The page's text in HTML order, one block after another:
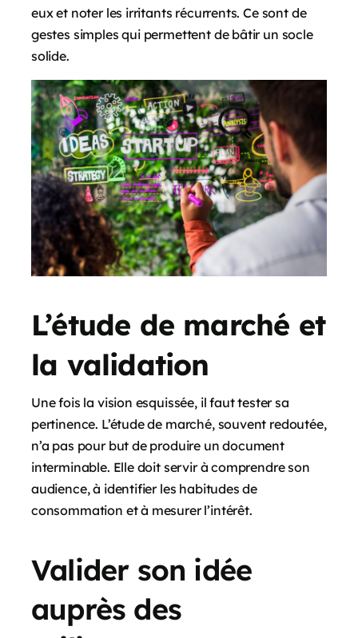
eux et noter les irritants récurrents. Ce sont de
gestes simples qui permettent de bâtir un socle
solide.
L’étude de marché et
la validation
Une fois la vision esquissée, il faut tester sa
pertinence. L’étude de marché, souvent redoutée,
n’a pas pour but de produire un document
interminable. Elle doit servir à comprendre son
audience, à identifier les habitudes de
consommation et à mesurer l’intérêt.
Valider son idée
auprès des